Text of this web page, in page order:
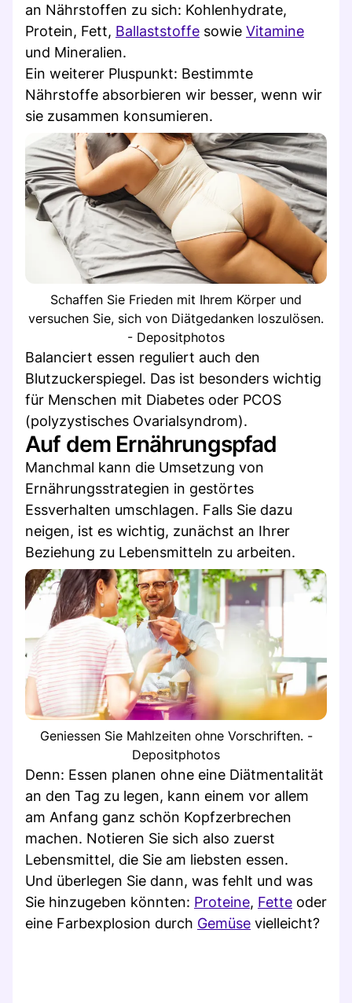
an Nährstoffen zu sich: Kohlenhydrate,
Protein, Fett, Ballaststoffe sowie Vitamine
und Mineralien.
Ein weiterer Pluspunkt: Bestimmte
Nährstoffe absorbieren wir besser, wenn wir
sie zusammen konsumieren.
Schaffen Sie Frieden mit Ihrem Körper und
versuchen Sie, sich von Diätgedanken loszulösen.
- Depositphotos
Balanciert essen reguliert auch den
Blutzuckerspiegel. Das ist besonders wichtig
für Menschen mit Diabetes oder PCOS
(polyzystisches Ovarialsyndrom).
Auf dem Ernährungspfad
Manchmal kann die Umsetzung von
Ernährungsstrategien in gestörtes
Essverhalten umschlagen. Falls Sie dazu
neigen, ist es wichtig, zunächst an Ihrer
Beziehung zu Lebensmitteln zu arbeiten.
Geniessen Sie Mahlzeiten ohne Vorschriften. -
Depositphotos
Denn: Essen planen ohne eine Diätmentalität
an den Tag zu legen, kann einem vor allem
am Anfang ganz schön Kopfzerbrechen
machen. Notieren Sie sich also zuerst
Lebensmittel, die Sie am liebsten essen.
Und überlegen Sie dann, was fehlt und was
Sie hinzugeben könnten: Proteine, Fette oder
eine Farbexplosion durch Gemüse vielleicht?